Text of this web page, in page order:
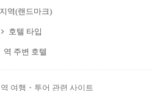
지역(랜드마크)
호텔 타입
역 주변 호텔
여행・투어 관련 사이트